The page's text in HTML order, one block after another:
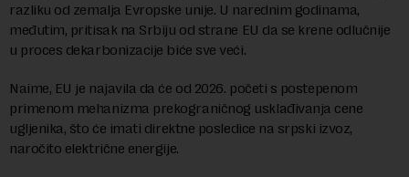
razliku od zemalja Evropske unije. U narednim godinama,
međutim, pritisak na Srbiju od strane EU da se krene odlučnije
u proces dekarbonizacije biće sve veći.
Naime, EU je najavila da će od 2026. početi s postepenom
primenom mehanizma prekograničnog usklađivanja cene
ugljenika, što će imati direktne posledice na srpski izvoz,
naročito električne energije.